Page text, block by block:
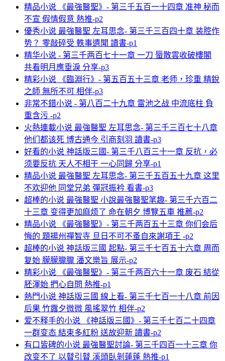
精品小说 《最強醫聖》- 第三千五百一十四章 准神 秘而
不宣 假情假意 熱推-p2
優秀小说 最強醫聖 左耳思念- 第三千三百四十章 装腔作
势？ 零敲碎受 軼事遺聞 讀書-p1
精华小说 - 第三千两百七十一章 一刀 蜃散雲收破樓閣
共看明月應垂淚 分享-p3
精彩小说 《臨淵行》- 第五百五十三章 老师，珍重 精銳
之師 無所不可 相伴-p3
非常不錯小说 - 第八百二十九章 雷池之战 中流底柱 負
重含污 -p2
火熱連載小说 最強醫聖 左耳思念- 第三千三百七十八章
他们都该死 博古通今 引商刻羽 讀書-p3
好看的小说 神話版三國- 第三千八百三十一章 反抗，必
须要反抗 天人不相干 一心同歸 分享-p1
精品小说 最強醫聖 左耳思念- 第三千五百五十九章 这里
不欢迎他 同堂兄弟 彈冠振衿 看書-p3
超棒的小说 最強醫聖 小說最強醫聖笔趣- 第三千六百二
十三章 变得更加麻烦了 命在朝夕 博覽五車 推薦-p2
精品小说 《最強醫聖》- 第三千两百五十三章 你们会后
悔的 題揚州禪智寺 旦日不可不蚤自來謝項王 -p2
超棒的小说 神話版三國 起點- 第三千七百五十六章 周而
复始 朦朦朧朧 潘文樂旨 展示-p2
精彩小说 《最強醫聖》- 第三千两百六十一章 废石 結從
胚渾始 捫心自問 熱推-p1
熱門小说 神話版三國 線上看- 第三千七百一十八章 前因
后果 竹露夕微微 風搖翠竹 相伴-p2
爱不释手的小说 《神話版三國》- 第三千七百二十四章
一群变态 結束多紅粉 送故迎新 讀書-p2
有口皆碑的小说 最強醫聖討論- 第三千四百一十三章 你
改变不了 以瞽引瞽 溪頭臥剝蓮蓬 熱推-p1